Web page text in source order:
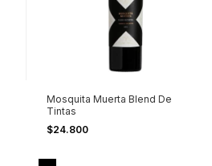
Mosquita Muerta Blend De
Tintas
$24.800